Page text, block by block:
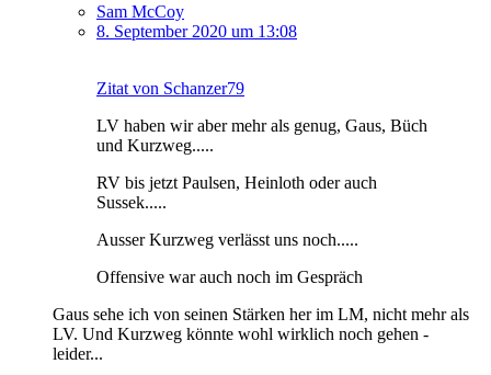
Sam McCoy
8. September 2020 um 13:08
Zitat von Schanzer79
LV haben wir aber mehr als genug, Gaus, Büch
und Kurzweg.....
RV bis jetzt Paulsen, Heinloth oder auch
Sussek.....
Ausser Kurzweg verlässt uns noch.....
Offensive war auch noch im Gespräch
Gaus sehe ich von seinen Stärken her im LM, nicht mehr als
LV. Und Kurzweg könnte wohl wirklich noch gehen -
leider...